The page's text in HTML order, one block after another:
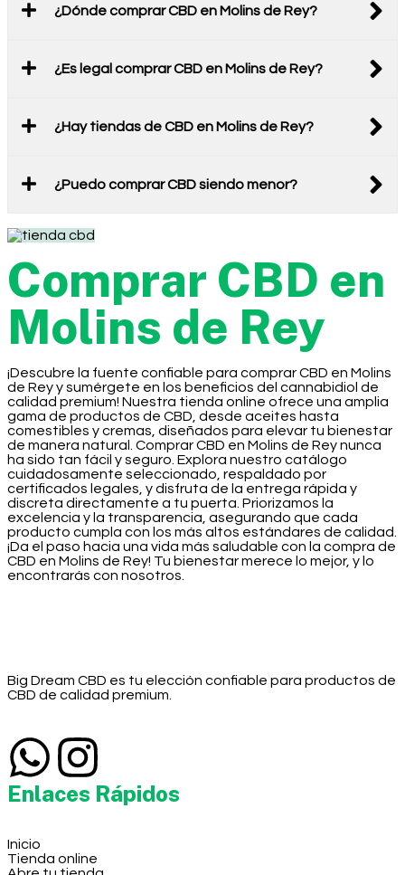
¿Dónde comprar CBD en Molins de Rey?
¿Es legal comprar CBD en Molins de Rey?
¿Hay tiendas de CBD en Molins de Rey?
¿Puedo comprar CBD siendo menor?
Comprar CBD en
Molins de Rey
¡Descubre la fuente confiable para comprar CBD en Molins
de Rey y sumérgete en los beneficios del cannabidiol de
calidad premium! Nuestra tienda online ofrece una amplia
gama de productos de CBD, desde aceites hasta
comestibles y cremas, diseñados para elevar tu bienestar
de manera natural. Comprar CBD en Molins de Rey nunca
ha sido tan fácil y seguro. Explora nuestro catálogo
cuidadosamente seleccionado, respaldado por
certificados legales, y disfruta de la entrega rápida y
discreta directamente a tu puerta. Priorizamos la
excelencia y la transparencia, asegurando que cada
producto cumpla con los más altos estándares de calidad.
¡Da el paso hacia una vida más saludable con la compra de
CBD en Molins de Rey! Tu bienestar merece lo mejor, y lo
encontrarás con nosotros.
Big Dream CBD es tu elección confiable para productos de
CBD de calidad premium.
Enlaces Rápidos
Inicio
Tienda online